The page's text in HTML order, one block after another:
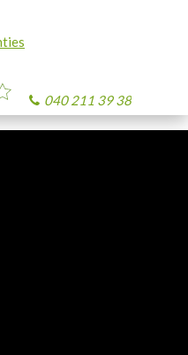
040 211 39 38